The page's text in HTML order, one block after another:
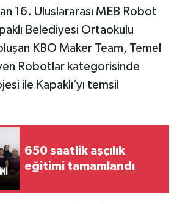
16. Uluslararası MEB Robot
Belediyesi Ortaokulu
KBO Maker Team, Temel
Robotlar kategorisinde
ile Kapaklı’yı temsil
650 saatlik aşçılık
eğitimi tamamlandı